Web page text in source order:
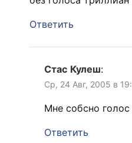
Ответить
Стас Кулеш:
Ср, 24 Авг, 2005 в
Мне собсно
Ответить